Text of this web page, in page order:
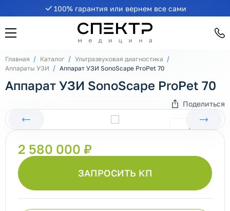
100% гарантия или вернем все сами
Главная Каталог
Ультразвуковая диагностика
Аппараты УЗИ
Аппарат УЗИ SonoScape ProPet 70
Аппарат УЗИ SonoScape ProPet 70
Поделиться
ЗАПРОСИТЬ КП
2 580 000 ₽